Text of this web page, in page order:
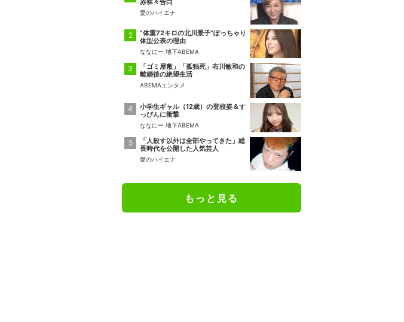
赤裸々告白
愛のハイエナ
“体重72キロの北川景子”ぽっちゃり
体型公表の理由
ななにー 地下ABEMA
「ゴミ屋敷」「孤独死」布川敏和の
離婚後の絶望生活
ABEMAエンタメ
小学生ギャル（12歳）の登校姿＆す
っぴんに衝撃
ななにー 地下ABEMA
「人殺す以外は全部やってきた」総
長時代を公開した人気芸人
愛のハイエナ
もっと見る